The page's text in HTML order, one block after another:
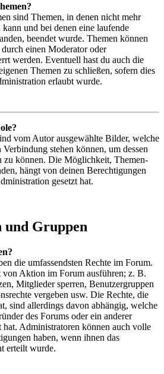
sind Themen, in denen nicht mehr
und bei denen eine laufende
beendet wurde. Themen können
einen Moderator oder
werden. Eventuell hast du auch die
Themen zu schließen, sofern dies
erlaubt wurde.
vom Autor ausgewählte Bilder, welche
stehen können, um dessen
zu können. Die Möglichkeit, Themen-
hängt von deinen Berechtigungen
gesetzt hat.
und Gruppen
die umfassendsten Rechte im Forum.
von Aktion im Forum ausführen; z. B.
Mitglieder sperren, Benutzergruppen
vergeben usw. Die Rechte, die
sind allerdings davon abhängig, welche
des Forums oder ein anderer
Administratoren können auch volle
haben, wenn ihnen das
erteilt wurde.